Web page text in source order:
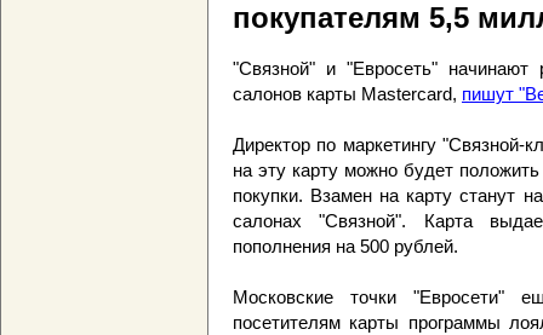
покупателям 5,5
"Связной" и "Евросеть" начинают
салонов карты Mastercard, пишут
Директор по маркетингу "Связной-
на эту карту можно будет
покупки. Взамен на карту станут
салонах "Связной". Карта
пополнения на 500 рублей.
Московские точки "Евросети"
посетителям карты программы